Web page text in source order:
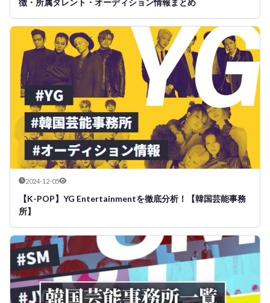
2024-12-05
【K-POP】YG Entertainmentを徹底分析！【韓国芸能事務
所】